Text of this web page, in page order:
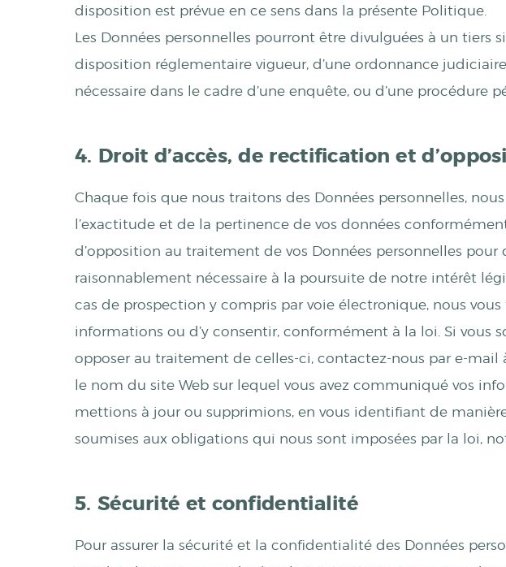
disposition est prévue en ce sens dans la présente Politique.
Les Données personnelles pourront être divulguées à un tiers
disposition réglementaire vigueur, d’une ordonnance
nécessaire dans le cadre d’une enquête, ou d’une procédure
4. Droit d’accès, de rectification et
Chaque fois que nous traitons des Données personnelles,
l’exactitude et de la pertinence de vos données
d’opposition au traitement de vos Données personnelles pour
raisonnablement nécessaire à la poursuite de notre intérêt
cas de prospection y compris par voie électronique, nous
informations ou d’y consentir, conformément à la loi. Si vous
opposer au traitement de celles-ci, contactez-nous par e-mail
le nom du site Web sur lequel vous avez communiqué vos
mettions à jour ou supprimions, en vous identifiant de
soumises aux obligations qui nous sont imposées par la loi,
5. Sécurité et confidentialité
Pour assurer la sécurité et la confidentialité des Données